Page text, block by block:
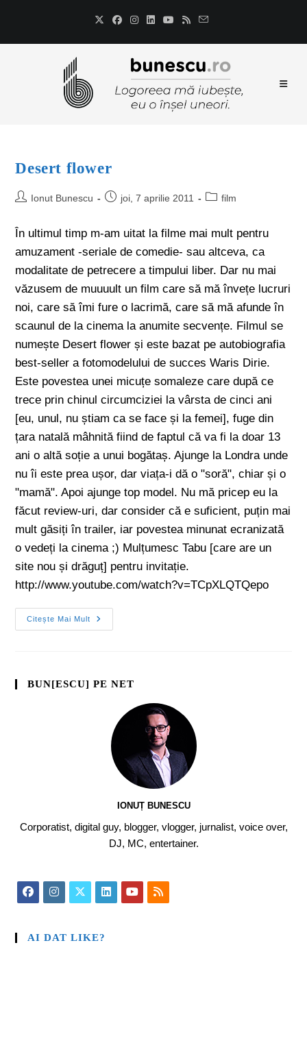
Desert flower
Ionut Bunescu joi, 7 aprilie 2011 film
În ultimul timp m-am uitat la filme mai mult pentru
amuzament -seriale de comedie- sau altceva, ca
modalitate de petrecere a timpului liber. Dar nu mai
văzusem de muuuult un film care să mă învețe lucruri
noi, care să îmi fure o lacrimă, care să mă afunde în
scaunul de la cinema la anumite secvențe. Filmul se
numește Desert flower și este bazat pe autobiografia
best-seller a fotomodelului de succes Waris Dirie.
Este povestea unei micuțe somaleze care după ce
trece prin chinul circumciziei la vârsta de cinci ani
[eu, unul, nu știam ca se face și la femei], fuge din
țara natală mâhnită fiind de faptul că va fi la doar 13
ani o altă soție a unui bogătaș. Ajunge la Londra unde
nu îi este prea ușor, dar viața-i dă o "soră", chiar și o
"mamă". Apoi ajunge top model. Nu mă pricep eu la
făcut review-uri, dar consider că e suficient, puțin mai
mult găsiți în trailer, iar povestea minunat ecranizată
o vedeți la cinema ;) Mulțumesc Tabu [care are un
site nou și drăguț] pentru invitație.
http://www.youtube.com/watch?v=TCpXLQTQepo
Citește Mai Mult
BUN[ESCU] PE NET
IONUȚ BUNESCU
Corporatist, digital guy, blogger, vlogger, jurnalist, voice over,
DJ, MC, entertainer.
AI DAT LIKE?